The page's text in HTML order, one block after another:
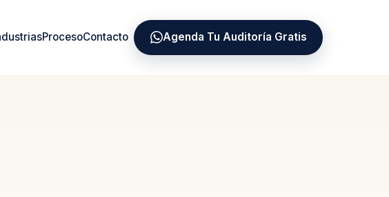
ProcesoContacto Agenda Tu Auditoría Gratis